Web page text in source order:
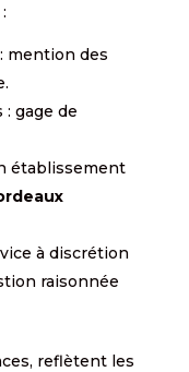
mention des
gage de
établissement
à discrétion
raisonnée
reflètent les